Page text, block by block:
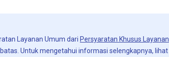
Layanan Umum dari Persyaratan Khusus Layanan
Untuk mengetahui informasi selengkapnya, lihat